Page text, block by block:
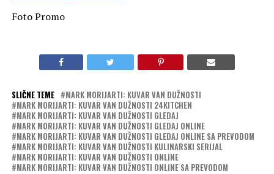
Foto Promo
SLIČNE TEME
MARK MORIJARTI: KUVAR VAN DUŽNOSTI
MARK MORIJARTI: KUVAR VAN DUŽNOSTI 24KITCHEN
MARK MORIJARTI: KUVAR VAN DUŽNOSTI GLEDAJ
MARK MORIJARTI: KUVAR VAN DUŽNOSTI GLEDAJ ONLINE
MARK MORIJARTI: KUVAR VAN DUŽNOSTI GLEDAJ ONLINE SA PREVODOM
MARK MORIJARTI: KUVAR VAN DUŽNOSTI KULINARSKI SERIJAL
MARK MORIJARTI: KUVAR VAN DUŽNOSTI ONLINE
MARK MORIJARTI: KUVAR VAN DUŽNOSTI ONLINE SA PREVODOM